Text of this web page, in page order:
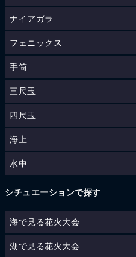
ナイアガラ
フェニックス
手筒
三尺玉
四尺玉
海上
水中
シチュエーションで探す
海で見る花火大会
湖で見る花火大会